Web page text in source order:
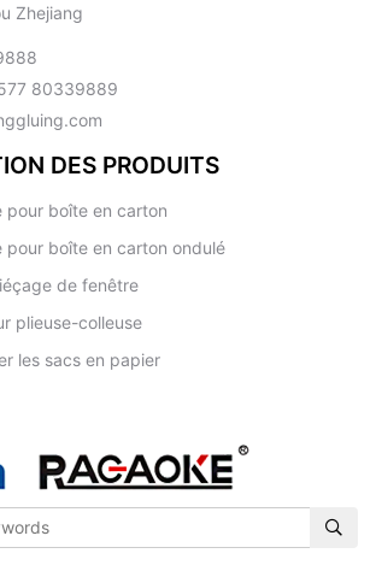
Zhejiang
80339889
DES PRODUITS
pour boîte en carton
pour boîte en carton ondulé
de fenêtre
plieuse-colleuse
les sacs en papier